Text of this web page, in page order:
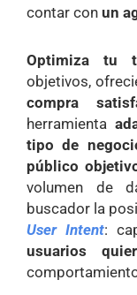
contar con un
Optimiza tu
objetivos,
compra
herramienta
tipo de
público
volumen de
buscador la
User Intent:
usuarios